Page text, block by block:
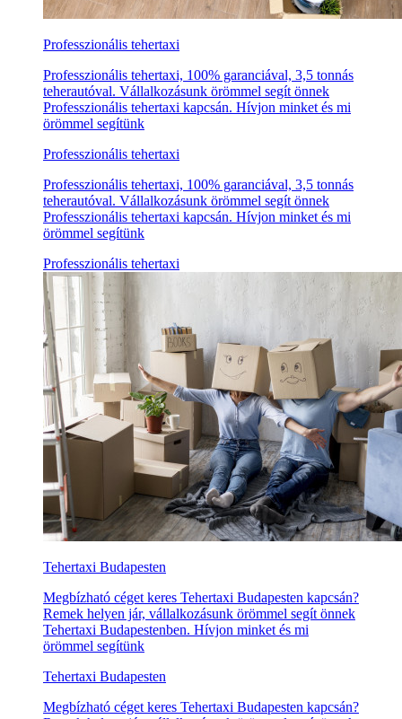
Professzionális tehertaxi
Professzionális tehertaxi, 100% garanciával, 3,5 tonnás
teherautóval. Vállalkozásunk örömmel segít önnek
Professzionális tehertaxi kapcsán. Hívjon minket és mi
örömmel segítünk
Professzionális tehertaxi
Professzionális tehertaxi, 100% garanciával, 3,5 tonnás
teherautóval. Vállalkozásunk örömmel segít önnek
Professzionális tehertaxi kapcsán. Hívjon minket és mi
örömmel segítünk
Professzionális tehertaxi
Tehertaxi Budapesten
Megbízható céget keres Tehertaxi Budapesten kapcsán?
Remek helyen jár, vállalkozásunk örömmel segít önnek
Tehertaxi Budapestenben. Hívjon minket és mi
örömmel segítünk
Tehertaxi Budapesten
Megbízható céget keres Tehertaxi Budapesten kapcsán?